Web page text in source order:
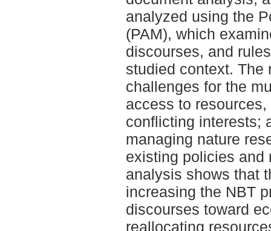
analyzed using the
(PAM), which
discourses, and
studied context. The
challenges for the
access to
conflicting interests;
managing nature
existing policies and
analysis shows that
increasing the NBT
discourses toward
reallocating